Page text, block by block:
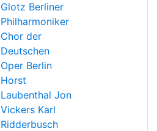
Glotz Berliner
Philharmoniker
Chor der
Deutschen
Oper Berlin
Horst
Laubenthal Jon
Vickers Karl
Ridderbusch